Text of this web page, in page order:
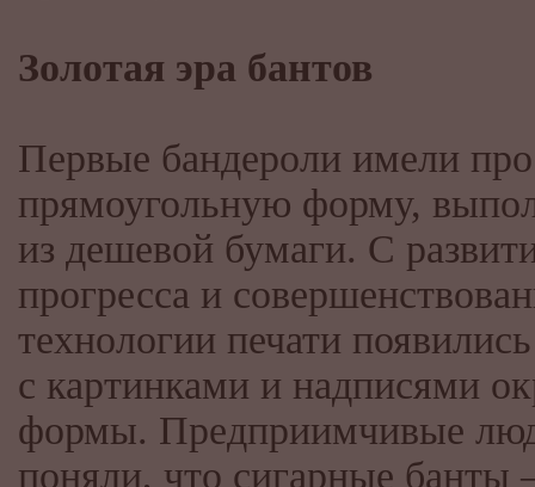
Золотая эра бантов
Первые бандероли имели
прямоугольную форму,
из дешевой бумаги. С
прогресса и
технологии печати
с картинками и надписями
формы. Предприимчивые
поняли, что сигарные банты